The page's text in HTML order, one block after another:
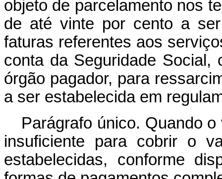
objeto de parcelamento nos
de até vinte por cento a
faturas referentes aos
conta da Seguridade Social,
órgão pagador, para
a ser estabelecida em
Parágrafo único. Quando
insuficiente para cobrir o
estabelecidas, conforme